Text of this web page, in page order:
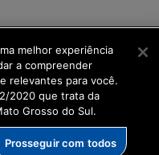
melhor experiência
a compreender
relevantes para você.
2020 que trata da
Grosso do Sul.
Prosseguir com todos